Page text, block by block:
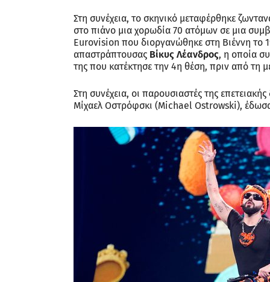
Στη συνέχεια, το σκηνικό μεταφέρθηκε
στο πιάνο μια χορωδία 70 ατόμων σε μια
Eurovision που διοργανώθηκε στη Βιέννη το
απαστράπτουσας Βίκυς Λέανδρος, η οποία
της που κατέκτησε την 4η θέση, πριν από τη
Στη συνέχεια, οι παρουσιαστές της
Μίχαελ Οστρόφσκι (Michael Ostrowski),